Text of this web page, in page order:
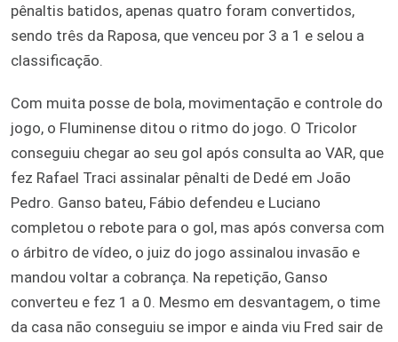
pênaltis batidos, apenas quatro foram convertidos,
sendo três da Raposa, que venceu por 3 a 1 e selou a
classificação.
Com muita posse de bola, movimentação e controle do
jogo, o Fluminense ditou o ritmo do jogo. O Tricolor
conseguiu chegar ao seu gol após consulta ao VAR, que
fez Rafael Traci assinalar pênalti de Dedé em João
Pedro. Ganso bateu, Fábio defendeu e Luciano
completou o rebote para o gol, mas após conversa com
o árbitro de vídeo, o juiz do jogo assinalou invasão e
mandou voltar a cobrança. Na repetição, Ganso
converteu e fez 1 a 0. Mesmo em desvantagem, o time
da casa não conseguiu se impor e ainda viu Fred sair de